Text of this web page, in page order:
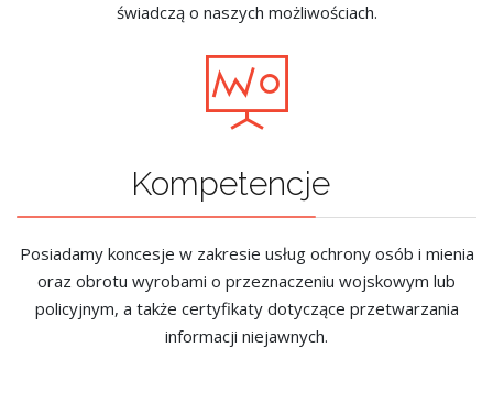
świadczą o naszych możliwościach.
Kompetencje
Posiadamy koncesje w zakresie usług ochrony osób i mienia
oraz obrotu wyrobami o przeznaczeniu wojskowym lub
policyjnym, a także certyfikaty dotyczące przetwarzania
informacji niejawnych.